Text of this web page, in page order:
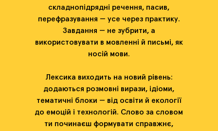
складнопідрядні речення, пасив,
перефразування — усе через практику.
Завдання — не зубрити, а
використовувати в мовленні й письмі, як
носій мови.
Лексика виходить на новий рівень:
додаються розмовні вирази, ідіоми,
тематичні блоки — від освіти й екології
до емоцій і технологій. Слово за словом
ти починаєш формувати справжнє,